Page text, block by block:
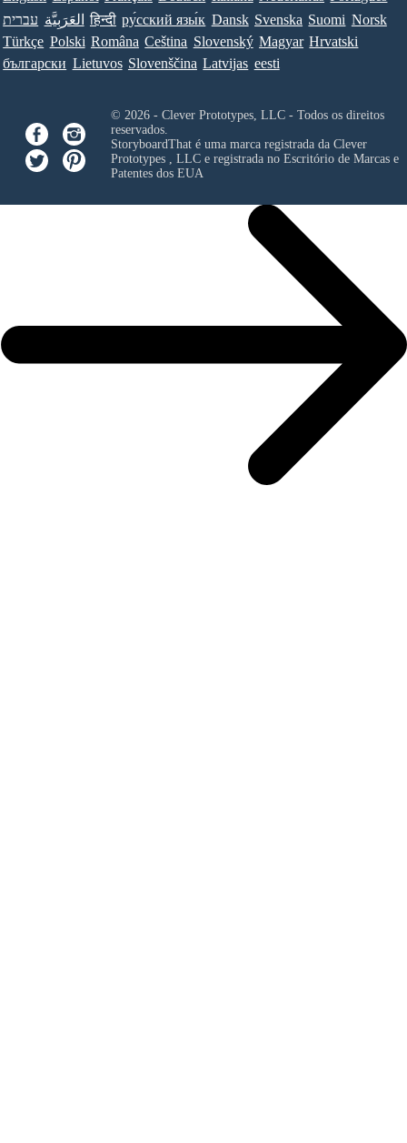
עברית العَرَبِيَّة हिन्दी ру́сский язы́к Dansk Svenska Suomi Norsk
Türkçe Polski Româna Ceština Slovenský Magyar Hrvatski
български Lietuvos Slovenščina Latvijas eesti
© 2026 - Clever Prototypes, LLC - Todos os direitos
reservados.
StoryboardThat é uma marca registrada da Clever
Prototypes , LLCe registrada no Escritório de Marcas e
Patentes dos EUA